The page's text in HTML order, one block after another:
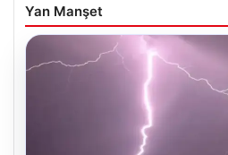
Yan Manşet